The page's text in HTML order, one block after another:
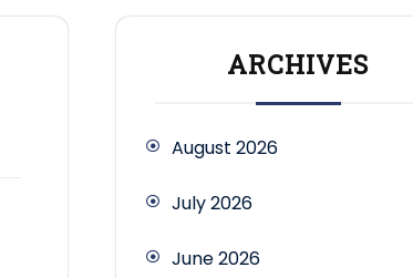
ARCHIVES
August 2026
July 2026
June 2026